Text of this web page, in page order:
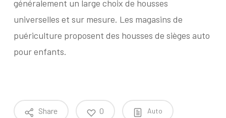
généralement un large choix de housses
universelles et sur mesure. Les magasins de
puériculture proposent des housses de sièges auto
pour enfants.
Share 0 Auto